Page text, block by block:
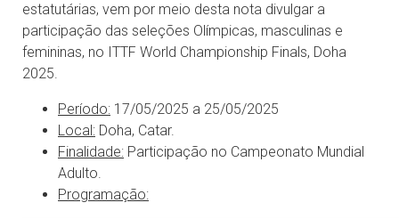
estatutárias, vem por meio desta nota divulgar a
participação das seleções Olímpicas, masculinas e
femininas, no ITTF World Championship Finals, Doha
2025.
Período: 17/05/2025 a 25/05/2025
Local: Doha, Catar.
Finalidade: Participação no Campeonato Mundial
Adulto.
Programação: